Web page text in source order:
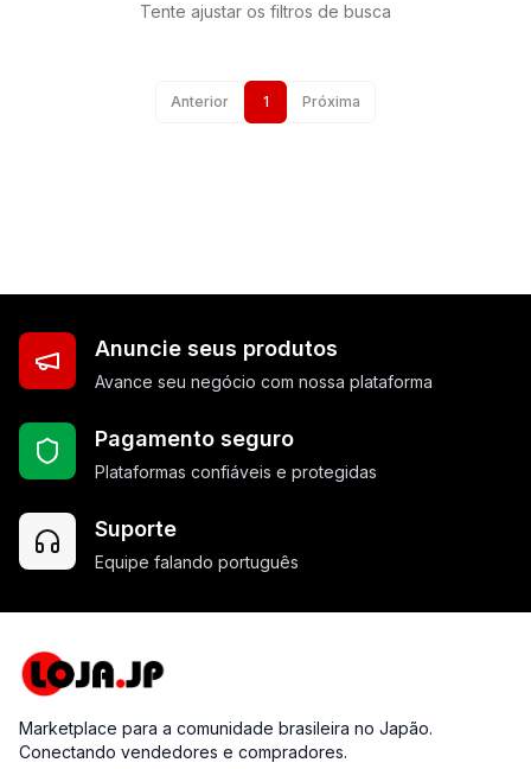
Tente ajustar os filtros de busca
Anterior 1 Próxima
Anuncie seus produtos
Avance seu negócio com nossa plataforma
Pagamento seguro
Plataformas confiáveis e protegidas
Suporte
Equipe falando português
Marketplace para a comunidade brasileira no Japão.
Conectando vendedores e compradores.